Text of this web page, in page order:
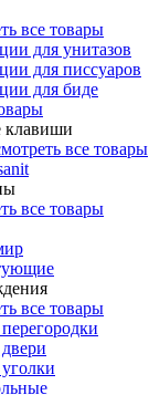
все товары
для унитазов
для писсуаров
для биде
все товары
все товары
все товары